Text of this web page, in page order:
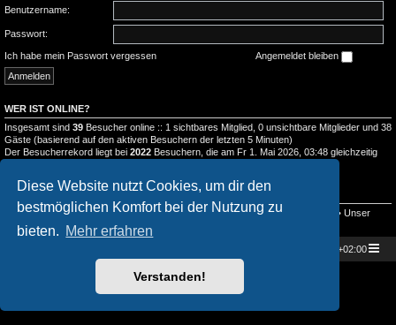
Diese Website nutzt Cookies, um dir den
bestmöglichen Komfort bei der Nutzung zu
bieten. Mehr erfahren
Verstanden!
Benutzername:
Passwort:
Ich habe mein Passwort vergessen Angemeldet bleiben
WER IST ONLINE?
Insgesamt sind 39 Besucher online :: 1 sichtbares Mitglied, 0 unsichtbare Mitglieder und 38
Gäste (basierend auf den aktiven Besuchern der letzten 5 Minuten)
Der Besucherrekord liegt bei 2022 Besuchern, die am Fr 1. Mai 2026, 03:48 gleichzeitig
STATISTIK
Beiträge insgesamt 2545 • Themen insgesamt989• Mitglieder insgesamt
• Unser
neuestes Mitglied:
Doramaland_Elula
UTC+02:00
Powered byphpBB® Forum Software © phpBB Limited
phpBB.de